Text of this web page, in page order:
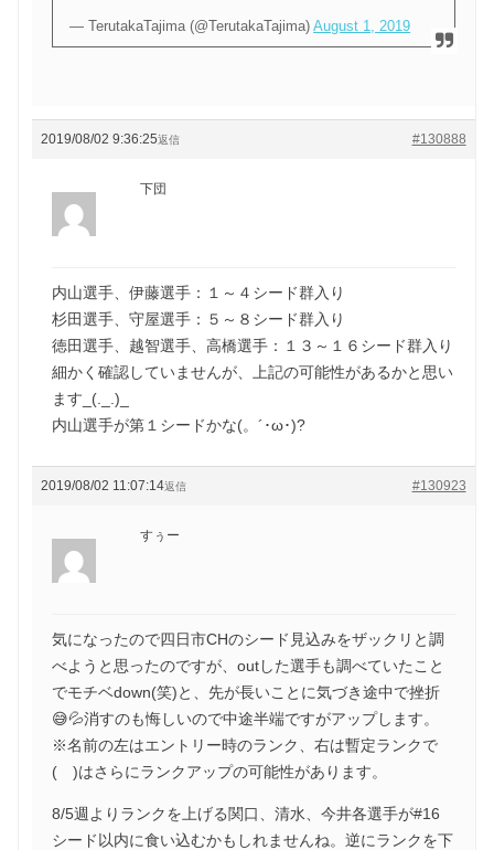
— TerutakaTajima (@TerutakaTajima)August 1, 2019
2019/08/02 9:36:25 #130888
返信
下団
内山選手、伊藤選手：１～４シード群入り
杉田選手、守屋選手：５～８シード群入り
徳田選手、越智選手、高橋選手：１３～１６シード群入り
細かく確認していませんが、上記の可能性があるかと思い
ます_(._.)_
内山選手が第１シードかな(。´･ω･)?
2019/08/02 11:07:14 #130923
返信
すぅー
気になったので四日市CHのシード見込みをザックリと調
べようと思ったのですが、outした選手も調べていたこと
でモチベdown(笑)と、先が長いことに気づき途中で挫折
😅💦消すのも悔しいので中途半端ですがアップします。
※名前の左はエントリー時のランク、右は暫定ランクで
( )はさらにランクアップの可能性があります。
8/5週よりランクを上げる関口、清水、今井各選手が#16
シード以内に食い込むかもしれませんね。逆にランクを下